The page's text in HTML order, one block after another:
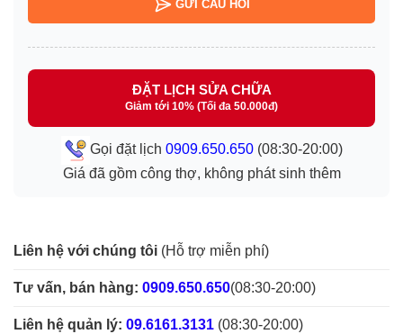
GỬI CÂU HỎI
ĐẶT LỊCH SỬA CHỮA
Giảm tới 10% (Tối đa 50.000đ)
Gọi đặt lịch 0909.650.650(08:30-20:00)
Giá đã gồm công thợ, không phát sinh thêm
Liên hệ với chúng tôi (Hỗ trợ miễn phí)
Tư vấn, bán hàng: 0909.650.650(08:30-20:00)
Liên hệ quản lý: 09.6161.3131 (08:30-20:00)